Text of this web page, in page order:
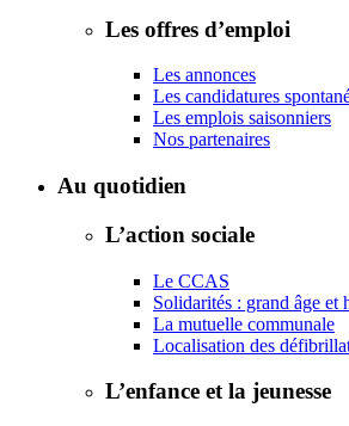
Les offres d’emploi
Les annonces
Les candidatures
Les emplois saisonniers
Nos partenaires
Au quotidien
L’action sociale
Le CCAS
Solidarités : grand âge et
La mutuelle communale
Localisation des
L’enfance et la jeunesse